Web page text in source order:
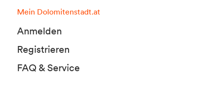
Mein Dolomitenstadt.at
Anmelden
Registrieren
FAQ & Service